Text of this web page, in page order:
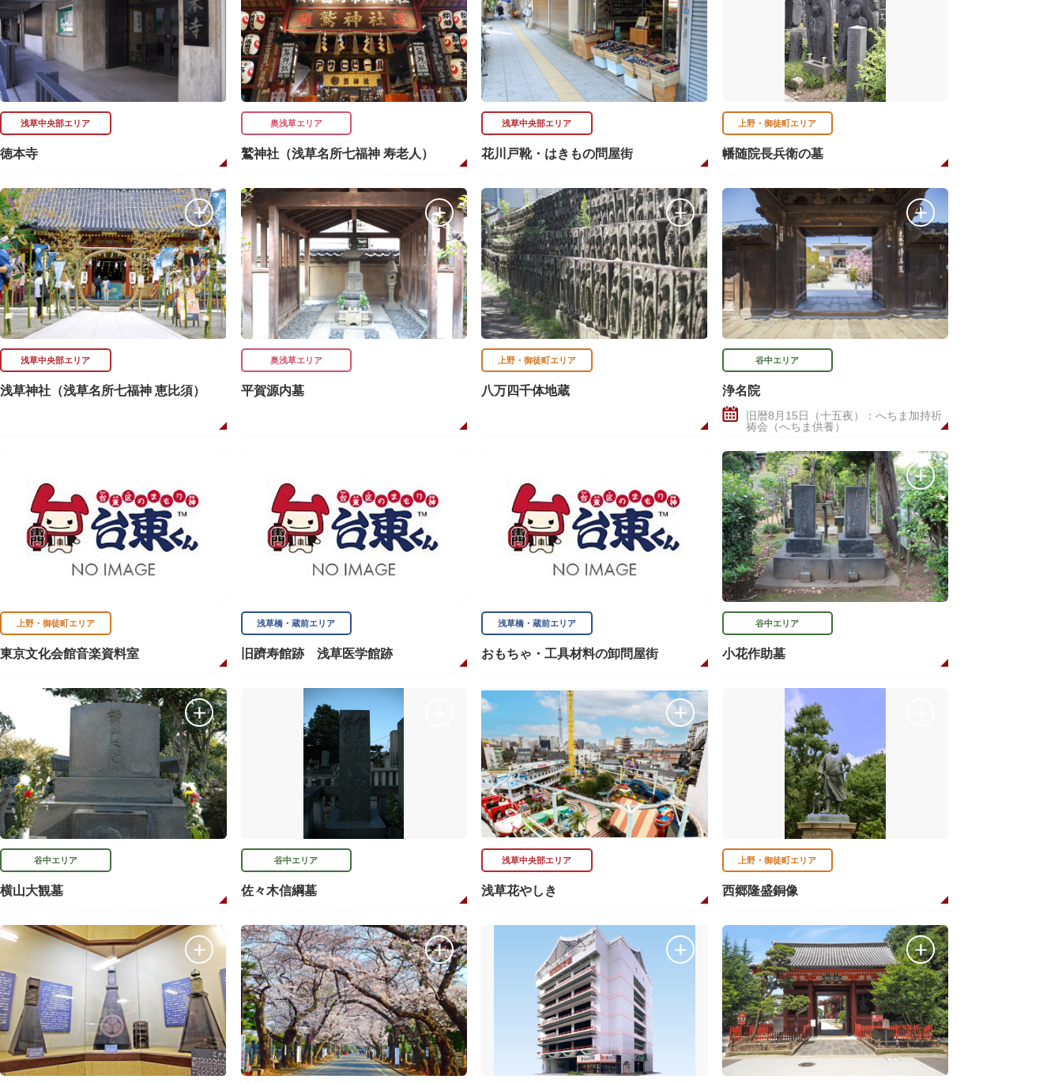
浅草中央部エリア
徳本寺
奥浅草エリア
鷲神社（浅草名所七福神 寿老人）
浅草中央部エリア
花川戸靴・はきもの問屋街
上野・御徒町エリア
幡随院長兵衛の墓
浅草中央部エリア
浅草神社（浅草名所七福神 恵比須）
奥浅草エリア
平賀源内墓
上野・御徒町エリア
八万四千体地蔵
谷中エリア
浄名院
旧暦8月15日（十五夜）：へちま加持祈
祷会（へちま供養）
上野・御徒町エリア
東京文化会館音楽資料室
浅草橋・蔵前エリア
旧躋寿館跡 浅草医学館跡
浅草橋・蔵前エリア
おもちゃ・工具材料の卸問屋街
谷中エリア
小花作助墓
谷中エリア
横山大観墓
谷中エリア
佐々木信綱墓
浅草中央部エリア
浅草花やしき
上野・御徒町エリア
西郷隆盛銅像